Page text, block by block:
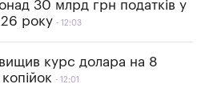
30 млрд грн податків у
року
12:03
курс долара на 8
12:01